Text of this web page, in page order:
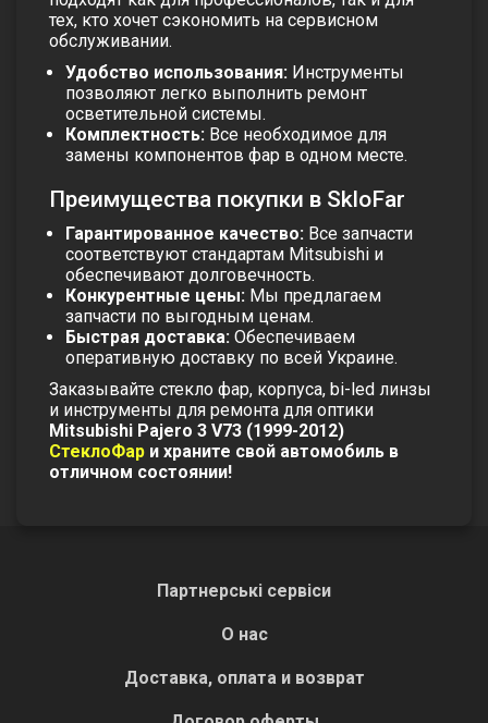
тех, кто хочет сэкономить на сервисном
обслуживании.
Удобство использования: Инструменты
позволяют легко выполнить ремонт
осветительной системы.
Комплектность: Все необходимое для
замены компонентов фар в одном месте.
Преимущества покупки в SkloFar
Гарантированное качество: Все запчасти
соответствуют стандартам Mitsubishi и
обеспечивают долговечность.
Конкурентные цены: Мы предлагаем
запчасти по выгодным ценам.
Быстрая доставка: Обеспечиваем
оперативную доставку по всей Украине.
Заказывайте стекло фар, корпуса, bi-led линзы
и инструменты для ремонта для оптики
Mitsubishi Pajero 3 V73 (1999-2012)
СтеклоФар и храните свой автомобиль в
отличном состоянии!
Партнерські сервіси
О нас
Доставка, оплата и возврат